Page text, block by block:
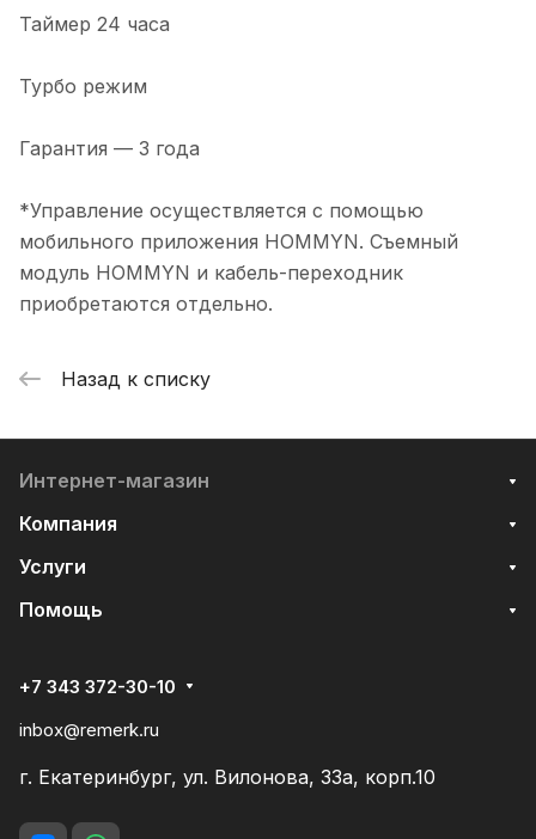
Таймер 24 часа
Турбо режим
Гарантия — 3 года
*Управление осуществляется с помощью
мобильного приложения HOMMYN. Съемный
модуль HOMMYN и кабель-переходник
приобретаются отдельно.
Назад к списку
Интернет-магазин
Компания
Услуги
Помощь
+7 343 372-30-10
inbox@remerk.ru
г. Екатеринбург, ул. Вилонова, 33а, корп.10